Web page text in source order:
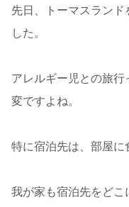
先日、トーマスランド
した。
アレルギー児との旅
変ですよね。
特に宿泊先は、部屋
我が家も宿泊先をどこ